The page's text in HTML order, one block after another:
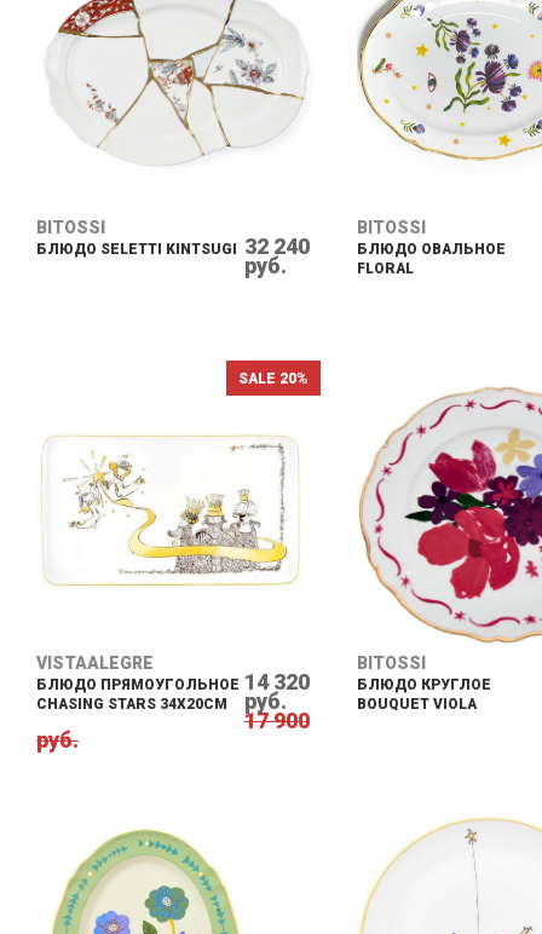
BITOSSI
БЛЮДО SELETTI KINTSUGI 32 240
руб.
BITOSSI
БЛЮДО ОВАЛЬНОЕ
FLORAL
SALE 20%
VISTAALEGRE
БЛЮДО ПРЯМОУГОЛЬНОЕ
CHASING STARS 34Х20CM
14 320
руб.
17 900
руб.
BITOSSI
БЛЮДО КРУГЛОЕ
BOUQUET VIOLA